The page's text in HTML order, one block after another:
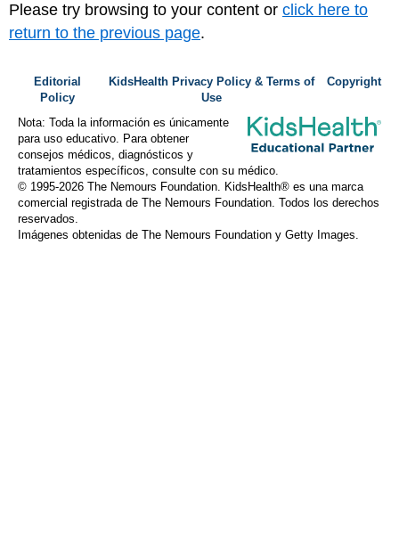
Please try browsing to your content or click here to
return to the previous page.
Editorial
Policy
KidsHealth Privacy Policy & Terms of
Use
Copyright
Nota: Toda la información es únicamente
para uso educativo. Para obtener
consejos médicos, diagnósticos y
tratamientos específicos, consulte con su médico.
© 1995-2026 The Nemours Foundation. KidsHealth® es una marca
comercial registrada de The Nemours Foundation. Todos los derechos
reservados.
Imágenes obtenidas de The Nemours Foundation y Getty Images.